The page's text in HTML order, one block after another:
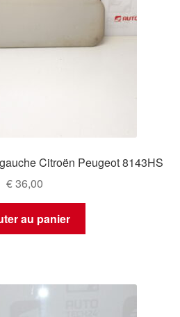
Citroën Peugeot 8143HS
€36,00
au panier